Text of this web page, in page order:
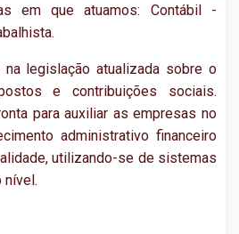
em que atuamos: Contábil -
na legislação atualizada sobre o
e contribuições sociais.
para auxiliar as empresas no
administrativo financeiro
utilizando-se de sistemas
nível.